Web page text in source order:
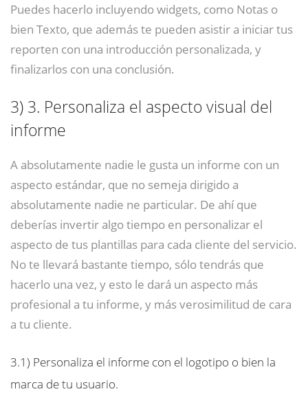
Puedes hacerlo incluyendo widgets, como Notas o
bien Texto, que además te pueden asistir a iniciar tus
reporten con una introducción personalizada, y
finalizarlos con una conclusión.
3) 3. Personaliza el aspecto visual del
informe
A absolutamente nadie le gusta un informe con un
aspecto estándar, que no semeja dirigido a
absolutamente nadie ne particular. De ahí que
deberías invertir algo tiempo en personalizar el
aspecto de tus plantillas para cada cliente del servicio.
No te llevará bastante tiempo, sólo tendrás que
hacerlo una vez, y esto le dará un aspecto más
profesional a tu informe, y más verosimilitud de cara
a tu cliente.
3.1) Personaliza el informe con el logotipo o bien la
marca de tu usuario.